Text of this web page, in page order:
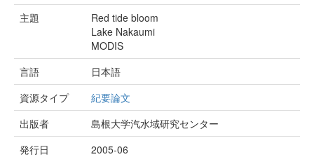
主題
Red tide bloom
Lake Nakaumi
MODIS
言語
日本語
資源タイプ
紀要論文
出版者
島根大学汽水域研究センター
発行日
2005-06